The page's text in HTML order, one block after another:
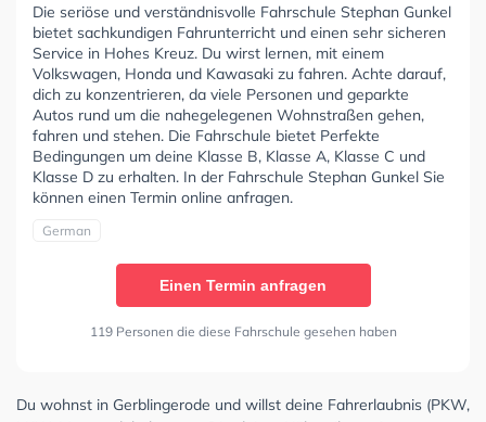
Die seriöse und verständnisvolle Fahrschule Stephan Gunkel
bietet sachkundigen Fahrunterricht und einen sehr sicheren
Service in Hohes Kreuz. Du wirst lernen, mit einem
Volkswagen, Honda und Kawasaki zu fahren. Achte darauf,
dich zu konzentrieren, da viele Personen und geparkte
Autos rund um die nahegelegenen Wohnstraßen gehen,
fahren und stehen. Die Fahrschule bietet Perfekte
Bedingungen um deine Klasse B, Klasse A, Klasse C und
Klasse D zu erhalten. In der Fahrschule Stephan Gunkel Sie
können einen Termin online anfragen.
German
Einen Termin anfragen
119 Personen die diese Fahrschule gesehen haben
Du wohnst in Gerblingerode und willst deine Fahrerlaubnis (PKW,